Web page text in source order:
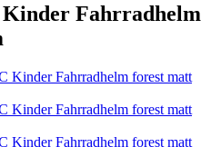
Fahrradhelm